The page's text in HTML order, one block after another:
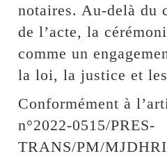
notaires. Au-delà du
de l’acte, la
comme un
la loi, la justice et
Conformément à
n°2022-0515/PRES-
TRANS/PM/